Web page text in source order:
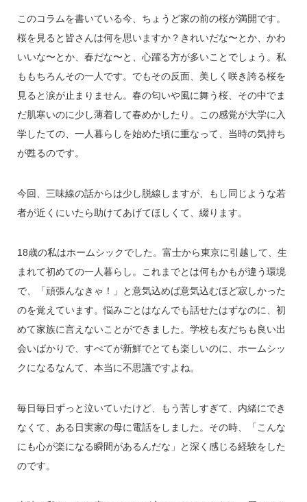
このコラムを書いている今、ちょうど家の前の桜が満開です。
桜を見ると皆さんは何を思いますか？きれいだな〜とか、かわ
いいな〜とか、春だな〜と、心躍る方が多いことでしょう。私
ももちろんその一人です。でもその反面、美しく咲き誇る桜を
見ると涙が止まりません。春の匂いや風に舞う桜、その中でま
だ肌寒いのに少し薄着して春めかしたり。この感覚が大学に入
学したての、一人暮らしを始めた頃に重なって、当時の気持ち
が甦るのです。
今回、三味線の話からは少し脱線しますが、もし同じような若
者が近くにいたら助けてあげてほしくて、綴ります。
18歳の私はホームシックでした。富士から東京に引越して、生
まれて初めての一人暮らし。これまでとは何もかもが違う環境
で、「頑張んなきゃ！」と意気込めば意気込むほど寂しかった
のを覚えています。悩みごとはなんでも話せたはずなのに、初
めて家族に言えないことができました。学校も友だちも良い出
会いばかりで、すべてが新鮮でとても楽しいのに、ホームシッ
クになるなんて、本当に不思議ですよね。
毎日毎日ずっと泣いていたけど、もう苦しすぎて、内緒にでき
なくて、ある日実家の母に電話をしました。その時、「こんな
にも心が楽になる瞬間があるんだな」と深く感じる経験をした
のです。